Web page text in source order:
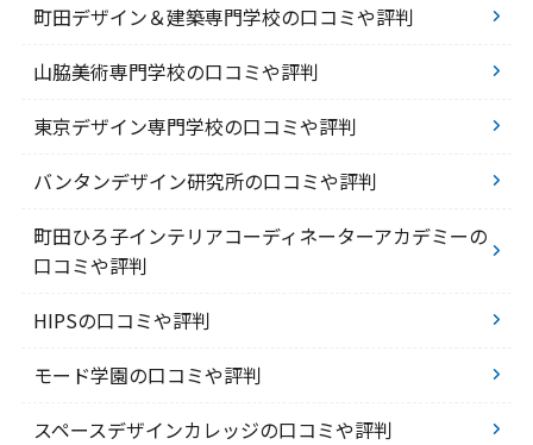
町田デザイン＆建築専門学校の口コミや評判
山脇美術専門学校の口コミや評判
東京デザイン専門学校の口コミや評判
バンタンデザイン研究所の口コミや評判
町田ひろ子インテリアコーディネーターアカデミーの
口コミや評判
HIPSの口コミや評判
モード学園の口コミや評判
スペースデザインカレッジの口コミや評判